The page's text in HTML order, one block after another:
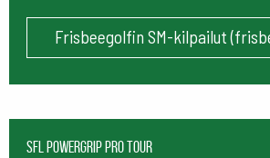
Frisbeegolfin SM-kilpailut
SFL Powergrip Pro Tour